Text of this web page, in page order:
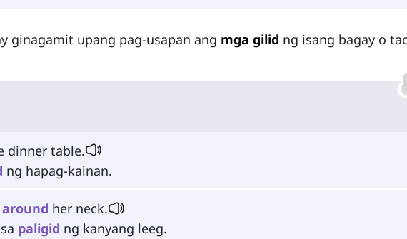
ginagamit upang pag-usapan ang mga gilid ng isang bagay o
dinner table.
ng hapag-kainan.
around her neck.
paligid ng kanyang leeg.